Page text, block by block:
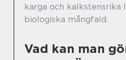
karga och kalkstensrika
biologiska mångfald.
Vad kan man